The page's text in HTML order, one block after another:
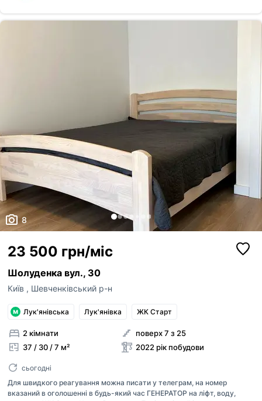
Берестейський, Бульварно- Кудрявського, Пейзажная Алея, Франка,
8
23 500 грн/міс
Шолуденка вул., 30
Київ , Шевченківський р-н
Лук'янівська Лук'янівка ЖК Старт
2 кімнати
37 / 30 / 7 м²
поверх 7 з 25
2022 рік побудови
сьогодні
Для швидкого реагування можна писати у телеграм, на номер
вказаний в оголошенні в будь-який час ГЕНЕРАТОР на ліфт, воду,